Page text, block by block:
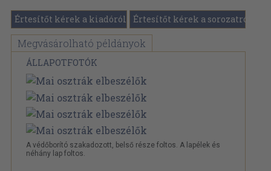
Értesítőt kérek a kiadóról Értesítőt kérek a sorozatról
Megvásárolható példányok
ÁLLAPOTFOTÓK
A védőborító szakadozott, belső része foltos. A lapélek és
néhány lap foltos.